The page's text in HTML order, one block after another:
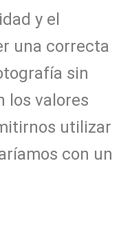
y el
una correcta
sin
los valores
utilizar
con un